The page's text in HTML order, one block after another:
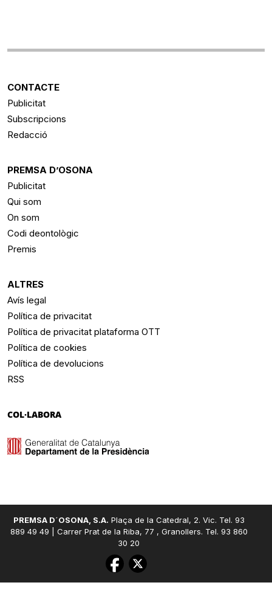
CONTACTE
Publicitat
Subscripcions
Redacció
PREMSA D’OSONA
Publicitat
Qui som
On som
Codi deontològic
Premis
ALTRES
Avís legal
Política de privacitat
Política de privacitat plataforma OTT
Política de cookies
Política de devolucions
RSS
COL·LABORA
PREMSA D´OSONA, S.A. Plaça de la Catedral, 2. Vic. Tel. 93
889 49 49 | Carrer Prat de la Riba, 77 , Granollers. Tel. 93 860
30 20